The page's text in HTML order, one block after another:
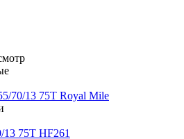
70/13 75T Royal Mile